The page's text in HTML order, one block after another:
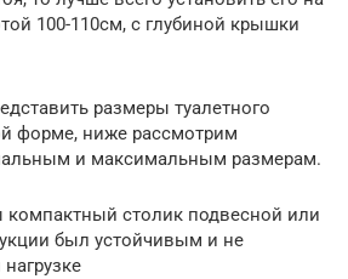
100-110см, с глубиной крышки
размеры туалетного
форме, ниже рассмотрим
и максимальным размерам.
компактный столик подвесной или
был устойчивым и не